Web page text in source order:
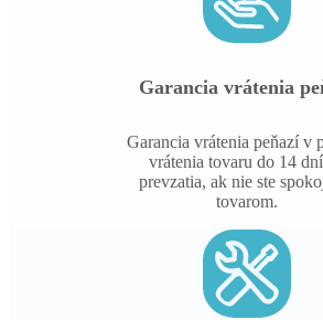
Garancia vrátenia
Garancia vrátenia peňazí v
vrátenia tovaru do 14
prevzatia, ak nie ste
tovarom.